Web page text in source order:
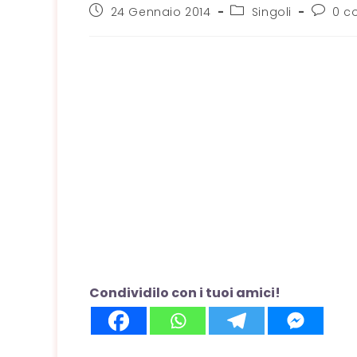
Articolo24 Gennaio 2014
Categoria
dell'articolo:
Singoli 0
Condividilo con i tuoi amici!